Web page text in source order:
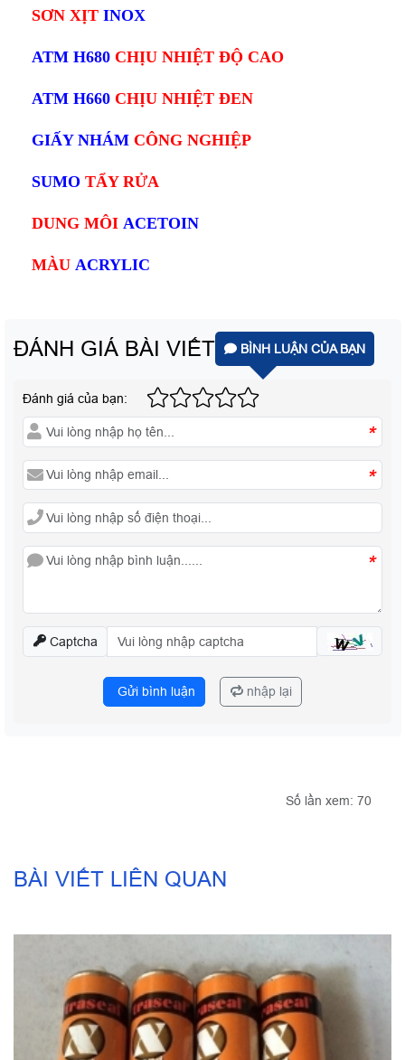
SƠN XỊT INOX
ATM H680 CHỊU NHIỆT ĐỘ CAO
ATM H660 CHỊU NHIỆT ĐEN
GIẤY NHÁM CÔNG NGHIỆP
SUMO TẨY RỬA
DUNG MÔI ACETOIN
MÀU ACRYLIC
ĐÁNH GIÁ BÀI VIẾT BÌNH LUẬN CỦA BẠN
Đánh giá của bạn:
*
*
*
Captcha
Gửi bình luận nhập lại
Số lần xem: 70
BÀI VIẾT LIÊN QUAN